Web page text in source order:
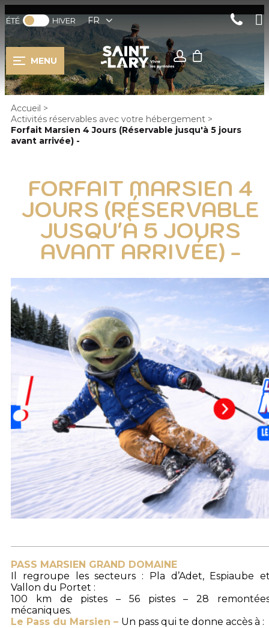
ÉTÉ HIVER FR
MENU
Accueil >
Activités réservables avec votre hébergement >
Forfait Marsien 4 Jours (Réservable jusqu'à 5 jours
avant arrivée) -
FORFAIT MARSIEN 4
JOURS (RÉSERVABLE
JUSQU'À 5 JOURS
AVANT ARRIVÉE) -
PASS MARSIEN GRAND DOMAINE
Il regroupe les secteurs : Pla d’Adet, Espiaube
Vallon du Portet :
100 km de pistes – 56 pistes – 28
mécaniques.
Le Pass du Marsien – Un pass qui te donne accès à :